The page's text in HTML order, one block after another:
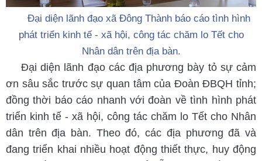
Đại diện lãnh đạo xã Đông Thành báo cáo tình hình
phát triển kinh tế - xã hội, công tác chăm lo Tết cho
Nhân dân trên địa bàn.
Đại diện lãnh đạo các địa phương bày tỏ sự cảm
ơn sâu sắc trước sự quan tâm của Đoàn ĐBQH tỉnh;
đồng thời báo cáo nhanh với đoàn về tình hình phát
triển kinh tế - xã hội, công tác chăm lo Tết cho Nhân
dân trên địa bàn. Theo đó, các địa phương đã và
đang triển khai nhiều hoạt động thiết thực, huy động